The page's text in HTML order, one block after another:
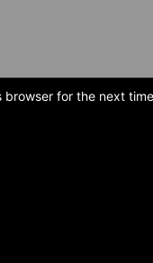
browser for the next